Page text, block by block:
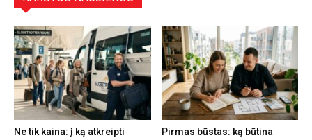
Ne tik kaina: į ką atkreipti
Pirmas būstas: ką būtina